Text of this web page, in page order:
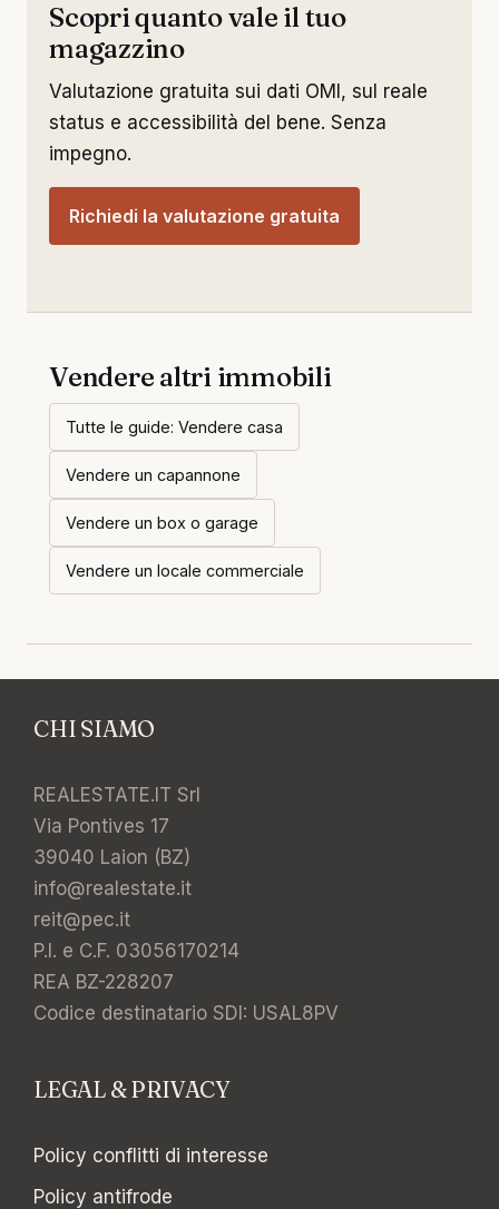
Scopri quanto vale il tuo
magazzino
Valutazione gratuita sui dati OMI, sul reale
status e accessibilità del bene. Senza
impegno.
Richiedi la valutazione gratuita
Vendere altri immobili
Tutte le guide: Vendere casa
Vendere un capannone
Vendere un box o garage
Vendere un locale commerciale
CHI SIAMO
REALESTATE.IT Srl
Via Pontives 17
39040 Laion (BZ)
info@realestate.it
reit@pec.it
P.I. e C.F. 03056170214
REA BZ-228207
Codice destinatario SDI: USAL8PV
LEGAL & PRIVACY
Policy conflitti di interesse
Policy antifrode